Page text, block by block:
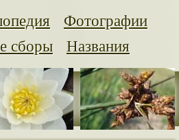
Фотографии
сборы Названия